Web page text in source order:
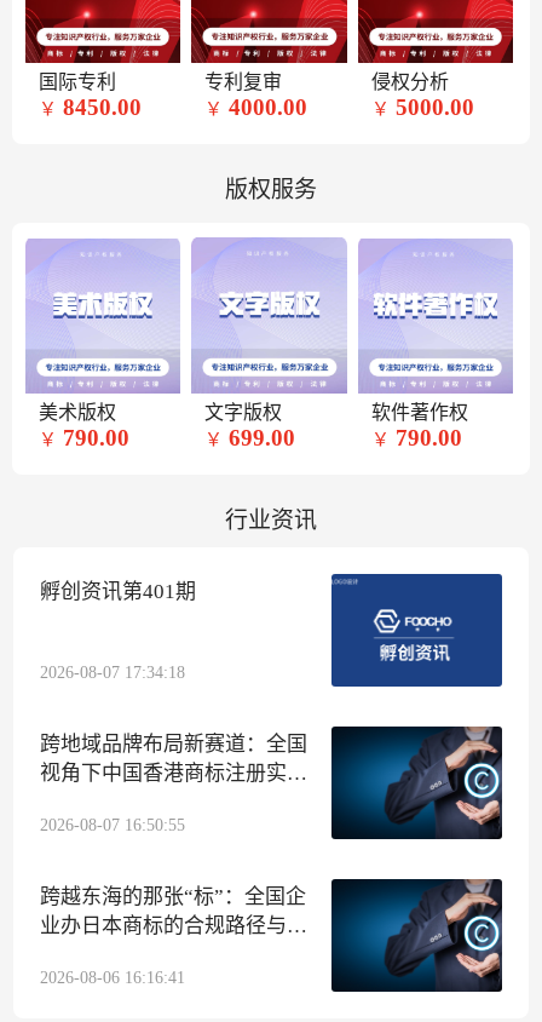
国际专利
￥ 8450.00
专利复审
￥ 4000.00
侵权分析
￥ 5000.00
版权服务
美术版权
￥ 790.00
文字版权
￥ 699.00
软件著作权
￥ 790.00
行业资讯
孵创资讯第401期
2026-08-07 17:34:18
跨地域品牌布局新赛道：全国
视角下中国香港商标注册实操
2026-08-07 16:50:55
跨越东海的那张“标”：全国企
业办日本商标的合规路径与孵
2026-08-06 16:16:41